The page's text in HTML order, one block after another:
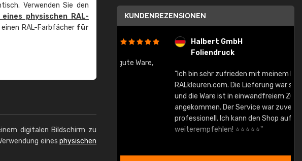
Verwenden Sie den
eines physischen RAL-
RAL-Farbfächer für
digitalen Bildschirm zu
eines physischen
KUNDENREZENSIONEN
Halbert GmbH
"Ich bin sehr zufrieden mit meinem Einkauf bei
RALkleuren.com. Die Lieferung war sehr schnell
und die Ware ist in einwandfreiem Zustand
angekommen. Der Service war zuverlässig und
professionell. Ich kann den Shop auf jeden Fall
weiterempfehlen! ⭐⭐⭐⭐⭐"